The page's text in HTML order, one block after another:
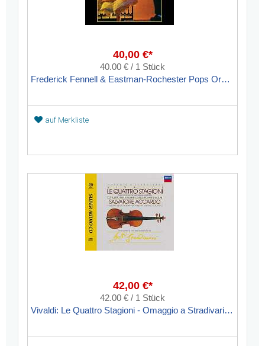
40,00 €*
40.00 € / 1 Stück
Frederick Fennell & Eastman-Rochester Pops Orchestra: Hi-Fi a la Española & Popovers
auf Merkliste
42,00 €*
42.00 € / 1 Stück
Vivaldi: Le Quattro Stagioni - Omaggio a Stradivari - Hybrid-SACD